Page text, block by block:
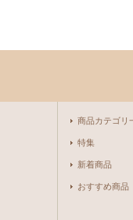
商品カテゴリ
特集
新着商品
おすすめ商品